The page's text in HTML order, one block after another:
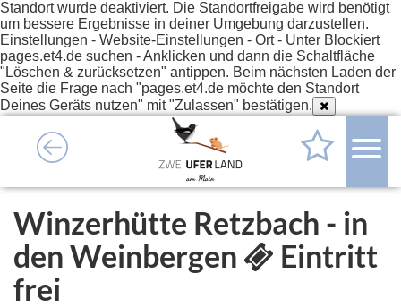
Standort wurde deaktiviert. Die Standortfreigabe wird benötigt
um bessere Ergebnisse in deiner Umgebung darzustellen.
Einstellungen - Website-Einstellungen - Ort - Unter Blockiert
pages.et4.de suchen - Anklicken und dann die Schaltfläche
"Löschen & zurücksetzen" antippen. Beim nächsten Laden der
Seite die Frage nach "pages.et4.de möchte den Standort
Deines Geräts nutzen" mit "Zulassen" bestätigen.
Winzerhütte Retzbach - in
den Weinbergen
Eintritt
frei